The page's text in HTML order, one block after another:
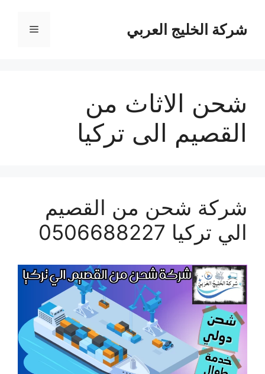
المحتوىشركة الخليج العربي القائمة
شحن الاثاث من
القصيم الى تركيا
شركة شحن من القصيم
الي تركيا 0506688227